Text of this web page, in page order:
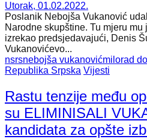
Utorak, 01.02.2022.
Poslanik Nebojša Vukanović
Narodne skupštine. Tu mjeru
izrekao predsjedavajući, Denis
Vukanovićevo...
nsrsnebojša vukanovićmilorad
Republika Srpska Vijesti
Rastu tenzije među
su ELIMINISALI
kandidata za opšte